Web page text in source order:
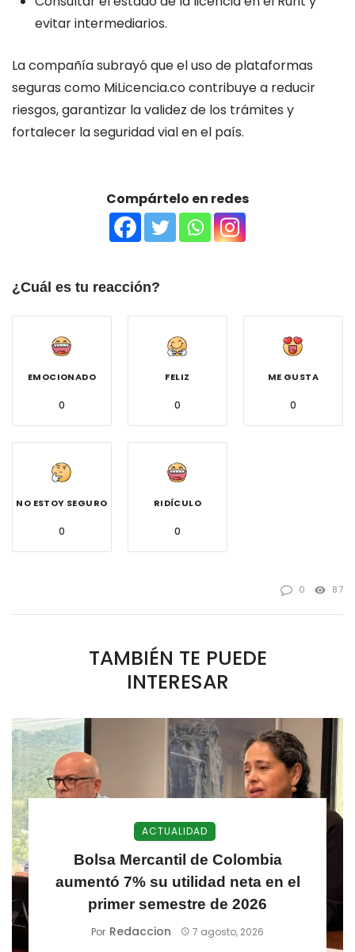
evitar intermediarios.
La compañía subrayó que el uso de plataformas
seguras como MiLicencia.co contribuye a reducir
riesgos, garantizar la validez de los trámites y
fortalecer la seguridad vial en el país.
Compártelo en redes
¿Cuál es tu reacción?
EMOCIONADO
0
FELIZ
0
ME GUSTA
0
NO ESTOY SEGURO
0
RIDÍCULO
0
0 87
TAMBIÉN TE PUEDE
INTERESAR
ACTUALIDAD
Bolsa Mercantil de Colombia
aumentó 7% su utilidad neta en el
primer semestre de 2026
Por Redaccion 7 agosto, 2026